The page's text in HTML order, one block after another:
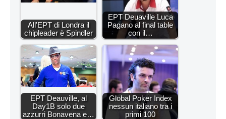
All'EPT di Londra il
chipleader è Spindler
EPT Deuaville Luca
Pagano al final table
con il…
EPT Deauville, al
Day1B solo due
azzurri Bonavena e…
Global Poker Index
nessun italiano tra i
primi 100